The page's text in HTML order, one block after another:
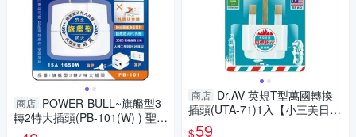
商店 POWER-BULL~旗艦型3
轉2特大插頭(PB-101(W) ) 聖岡
科技【小三美日】 DS016396
商店 Dr.AV 英規T型萬國轉換
插頭(UTA-71)1入【小三美日】
DS016391
$59